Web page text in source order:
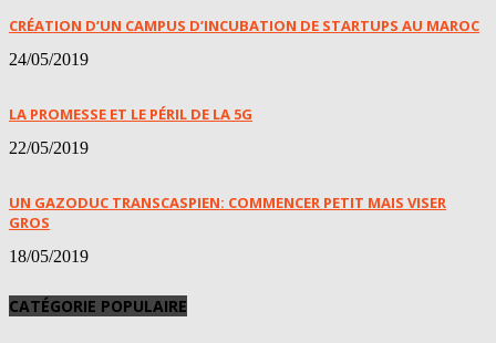
CRÉATION D’UN CAMPUS D’INCUBATION DE STARTUPS AU MAROC
24/05/2019
LA PROMESSE ET LE PÉRIL DE LA 5G
22/05/2019
UN GAZODUC TRANSCASPIEN: COMMENCER PETIT MAIS VISER
GROS
18/05/2019
CATÉGORIE POPULAIRE